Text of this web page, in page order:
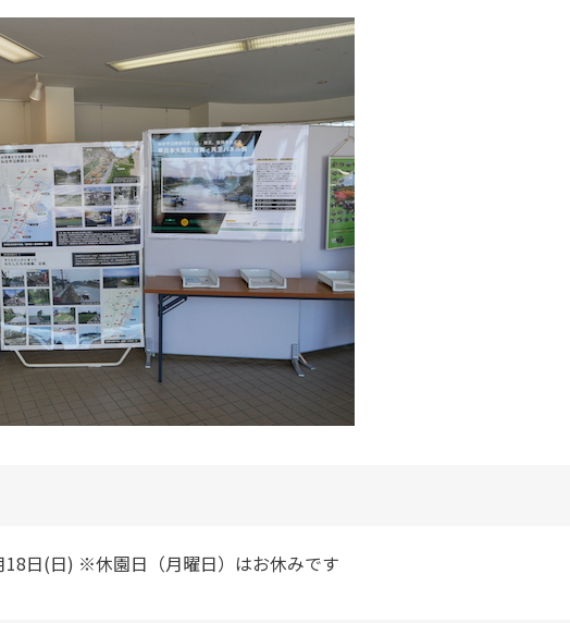
日(日) ※休園日（月曜日）はお休みです